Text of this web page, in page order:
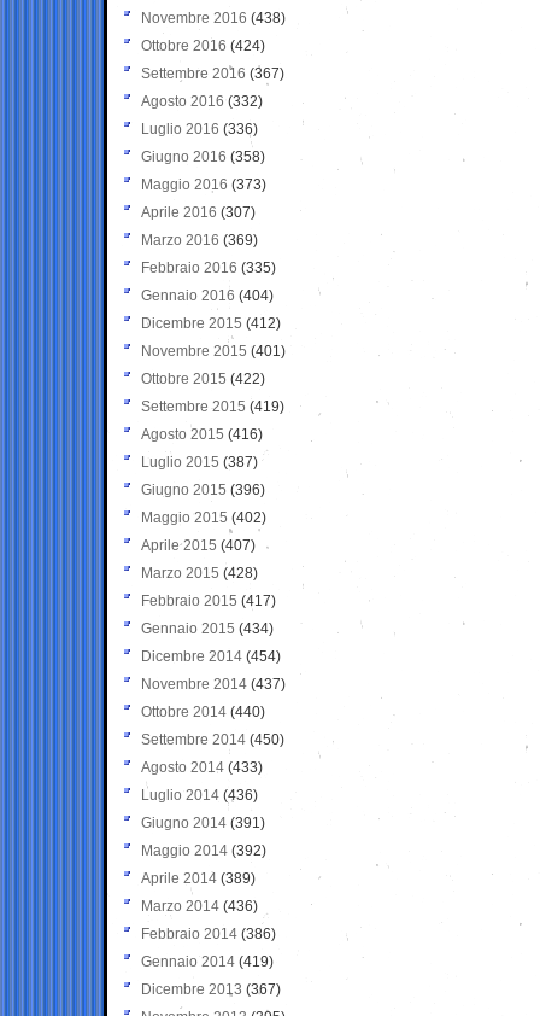
Novembre 2016 (438)
Ottobre 2016 (424)
Settembre 2016 (367)
Agosto 2016 (332)
Luglio 2016 (336)
Giugno 2016 (358)
Maggio 2016 (373)
Aprile 2016 (307)
Marzo 2016 (369)
Febbraio 2016 (335)
Gennaio 2016 (404)
Dicembre 2015 (412)
Novembre 2015 (401)
Ottobre 2015 (422)
Settembre 2015 (419)
Agosto 2015 (416)
Luglio 2015 (387)
Giugno 2015 (396)
Maggio 2015 (402)
Aprile 2015 (407)
Marzo 2015 (428)
Febbraio 2015 (417)
Gennaio 2015 (434)
Dicembre 2014 (454)
Novembre 2014 (437)
Ottobre 2014 (440)
Settembre 2014 (450)
Agosto 2014 (433)
Luglio 2014 (436)
Giugno 2014 (391)
Maggio 2014 (392)
Aprile 2014 (389)
Marzo 2014 (436)
Febbraio 2014 (386)
Gennaio 2014 (419)
Dicembre 2013 (367)